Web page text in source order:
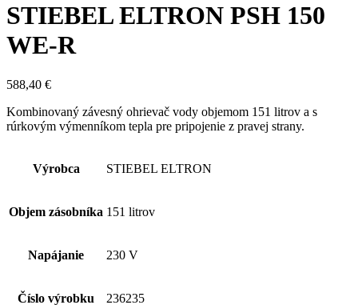
STIEBEL ELTRON PSH 150
WE-R
588,40 €
Kombinovaný závesný ohrievač vody objemom 151 litrov a s
rúrkovým výmenníkom tepla pre pripojenie z pravej strany.
Výrobca STIEBEL ELTRON
Objem zásobníka 151 litrov
Napájanie 230 V
Číslo výrobku 236235